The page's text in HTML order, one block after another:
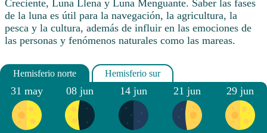
Creciente, Luna Llena y Luna Menguante. Saber las fases
de la luna es útil para la navegación, la agricultura, la
pesca y la cultura, además de influir en las emociones de
las personas y fenómenos naturales como las mareas.
31 may 08 jun 14 jun 21 jun 29 jun